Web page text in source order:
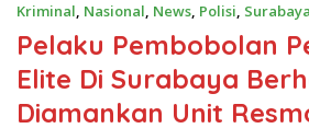
Kriminal, Nasional, News, Polisi, Surabaya
Pelaku Pembobolan
Elite Di Surabaya
Diamankan Unit